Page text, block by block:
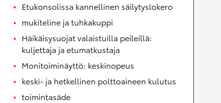
Etukonsolissa kannellinen säilytyslokero
mukiteline ja tuhkakuppi
Häikäisysuojat valaistuilla peileillä:
kuljettaja ja etumatkustaja
Monitoiminäyttö: keskinopeus
keski- ja hetkellinen polttoaineen kulutus
toimintasäde